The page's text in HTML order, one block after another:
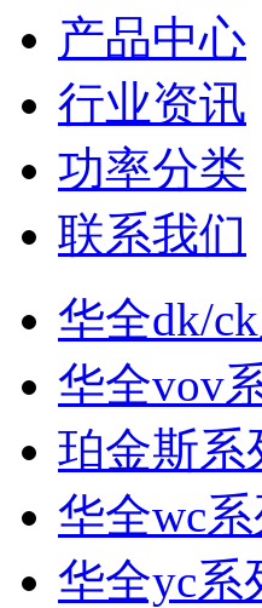
产品中心
行业资讯
功率分类
联系我们
华全dk/
华全vov
珀金斯系
华全wc系
华全yc系